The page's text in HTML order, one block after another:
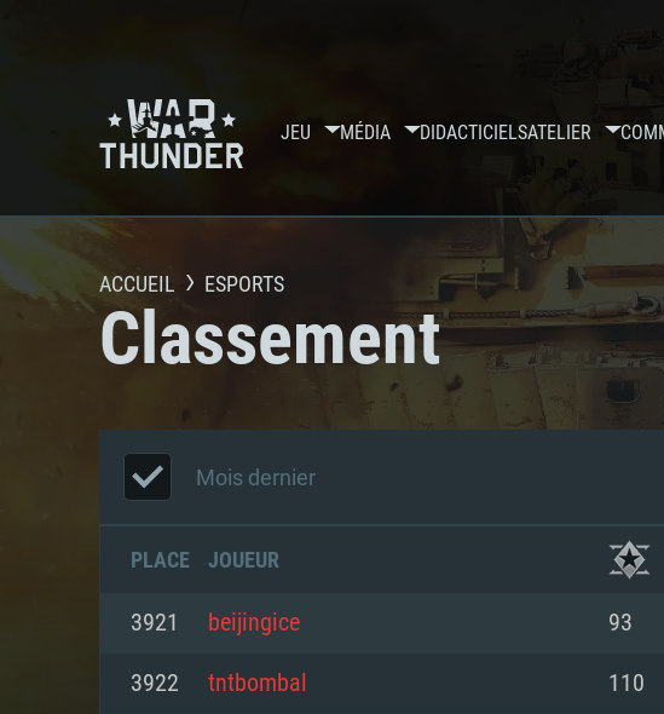
JEU MÉDIA DIDACTICIELSATELIER
ACCUEIL ESPORTS
Classement
Mois dernier
PLACE JOUEUR
3921 beijingice 93
3922 tntbombal 110